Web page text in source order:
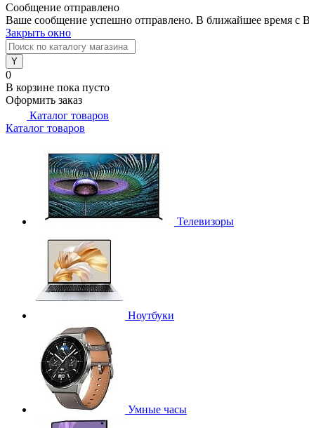
Сообщение отправлено
Ваше сообщение успешно отправлено. В ближайшее время с
Закрыть окно
0
В корзине пока пусто
Оформить заказ
Каталог товаров
Каталог товаров
Телевизоры
Ноутбуки
Умные часы